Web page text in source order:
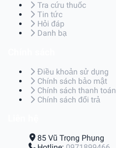
Tra cứu thuốc
Tin tức
Hỏi đáp
Danh bạ
Điều khoản sử dụng
Chính sách bảo mật
Chính sách thanh toán
Chính sách đổi trả
85 Vũ Trọng Phụng